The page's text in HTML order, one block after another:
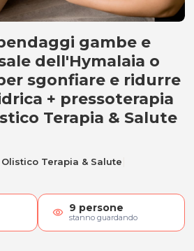
gambe e
dell'Hymalaia o
sgonfiare e ridurre
+ pressoterapia
Terapia & Salute
Terapia & Salute
visibility 9 persone
stanno guardando